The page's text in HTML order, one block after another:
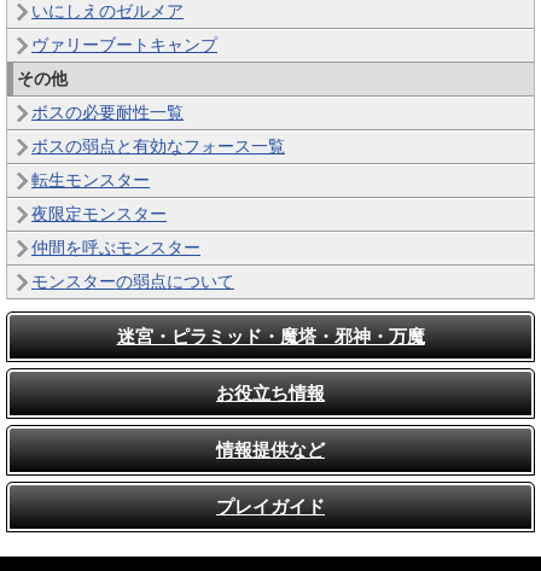
いにしえのゼルメア
ヴァリーブートキャンプ
その他
ボスの必要耐性一覧
ボスの弱点と有効なフォース一覧
転生モンスター
夜限定モンスター
仲間を呼ぶモンスター
モンスターの弱点について
迷宮・ピラミッド・魔塔・邪神・万魔
お役立ち情報
情報提供など
プレイガイド